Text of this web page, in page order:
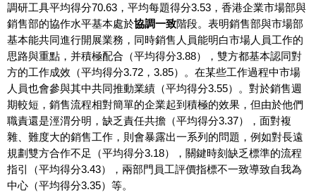
調研工具平均得分70.63，平均每題得分3.53，香港企業市場部與
銷售部的協作水平基本處於協調一致階段。表明銷售部與市場部
基本能共同進行開展業務，同時銷售人員能明白市場人員工作的
思路與重點，并積極配合（平均得分3.88），雙方都基本認同對
方的工作成效（平均得分3.72，3.85）。在某些工作過程中市場
人員也會參與其中共同推動業績（平均得分3.55）。對於銷售週
期較短，銷售流程相對簡單的企業起到積極的效果，但由於他們
職責還是涇渭分明，缺乏責任共擔（平均得分3.37），面對複
雜、難度大的銷售工作，則會暴露出一系列的問題，例如對長遠
規劃雙方合作不足（平均得分3.18），關鍵時刻缺乏標準的流程
指引（平均得分3.43），兩部門員工評價指標不一致導致自我為
中心（平均得分3.35）等。